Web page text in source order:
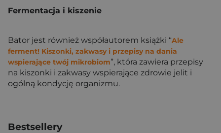
Fermentacja i kiszenie
Bator jest również współautorem książki “Ale
ferment! Kiszonki, zakwasy i przepisy na dania
wspierające twój mikrobiom”, która zawiera przepisy
na kiszonki i zakwasy wspierające zdrowie jelit i
ogólną kondycję organizmu.
Bestsellery